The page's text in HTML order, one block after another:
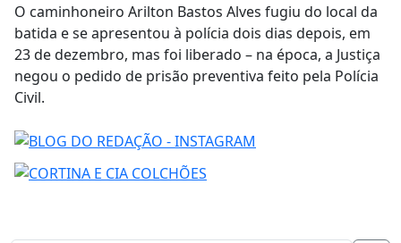
O caminhoneiro Arilton Bastos Alves fugiu do local da
batida e se apresentou à polícia dois dias depois, em
23 de dezembro, mas foi liberado – na época, a Justiça
negou o pedido de prisão preventiva feito pela Polícia
Civil.